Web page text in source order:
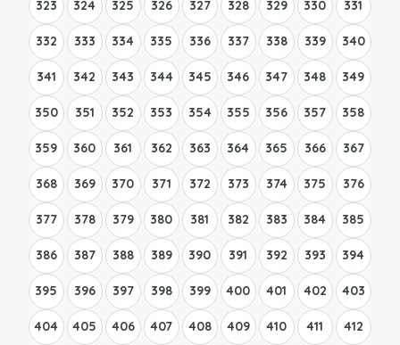
323 324 325 326 327 328 329 330 331
332 333 334 335 336 337 338 339 340
341 342 343 344 345 346 347 348 349
350 351 352 353 354 355 356 357 358
359 360 361 362 363 364 365 366 367
368 369 370 371 372 373 374 375 376
377 378 379 380 381 382 383 384 385
386 387 388 389 390 391 392 393 394
395 396 397 398 399 400 401 402 403
404 405 406 407 408 409 410 411 412